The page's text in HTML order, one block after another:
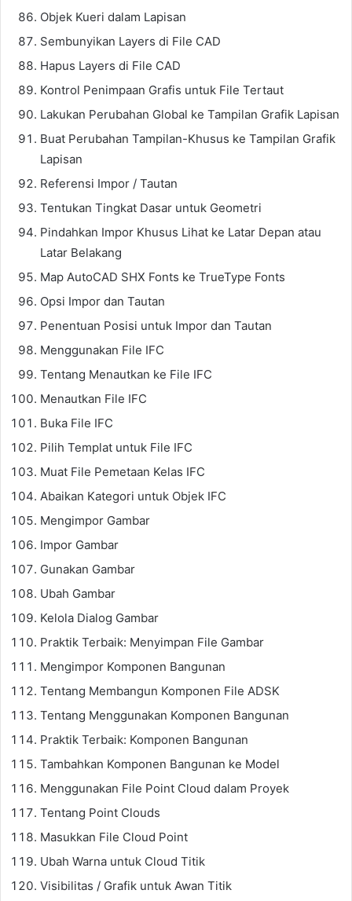
Objek Kueri dalam Lapisan
Sembunyikan Layers di File CAD
Hapus Layers di File CAD
Kontrol Penimpaan Grafis untuk File Tertaut
Lakukan Perubahan Global ke Tampilan Grafik Lapisan
Buat Perubahan Tampilan-Khusus ke Tampilan Grafik
Lapisan
Referensi Impor / Tautan
Tentukan Tingkat Dasar untuk Geometri
Pindahkan Impor Khusus Lihat ke Latar Depan atau
Latar Belakang
Map AutoCAD SHX Fonts ke TrueType Fonts
Opsi Impor dan Tautan
Penentuan Posisi untuk Impor dan Tautan
Menggunakan File IFC
Tentang Menautkan ke File IFC
Menautkan File IFC
Buka File IFC
Pilih Templat untuk File IFC
Muat File Pemetaan Kelas IFC
Abaikan Kategori untuk Objek IFC
Mengimpor Gambar
Impor Gambar
Gunakan Gambar
Ubah Gambar
Kelola Dialog Gambar
Praktik Terbaik: Menyimpan File Gambar
Mengimpor Komponen Bangunan
Tentang Membangun Komponen File ADSK
Tentang Menggunakan Komponen Bangunan
Praktik Terbaik: Komponen Bangunan
Tambahkan Komponen Bangunan ke Model
Menggunakan File Point Cloud dalam Proyek
Tentang Point Clouds
Masukkan File Cloud Point
Ubah Warna untuk Cloud Titik
Visibilitas / Grafik untuk Awan Titik